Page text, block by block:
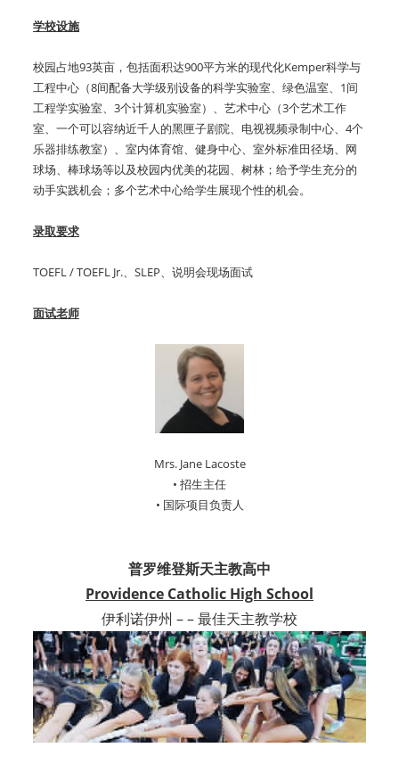
学校设施
校园占地93英亩，包括面积达900平方米的现代化Kemper科学与
工程中心（8间配备大学级别设备的科学实验室、绿色温室、1间
工程学实验室、3个计算机实验室）、艺术中心（3个艺术工作
室、一个可以容纳近千人的黑匣子剧院、电视视频录制中心、4个
乐器排练教室）、室内体育馆、健身中心、室外标准田径场、网
球场、棒球场等以及校园内优美的花园、树林；给予学生充分的
动手实践机会；多个艺术中心给学生展现个性的机会。
录取要求
TOEFL / TOEFL Jr.、SLEP、说明会现场面试
面试老师
Mrs. Jane Lacoste
• 招生主任
• 国际项目负责人
普罗维登斯天主教高中
Providence Catholic High School
伊利诺伊州 – – 最佳天主教学校